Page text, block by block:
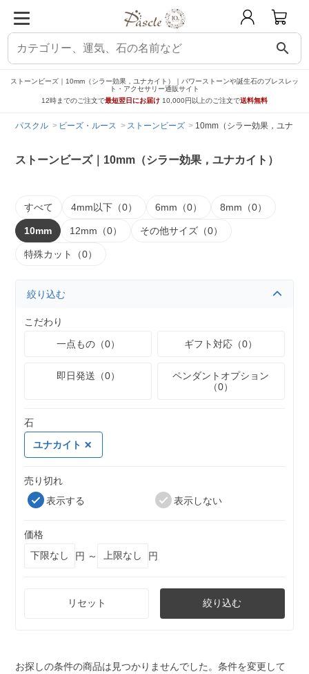
search
ストーンビーズ｜10mm（シラー効果，ユナカイト）｜パワーストーンや誕生石のブレスレッ
ト・アクセサリー通販サイト
12時までのご注文で最短翌日にお届け 10,000円以上のご注文で送料無料
パスクル ビーズ・ルース ストーンビーズ 10mm（シラー効果，ユナカ
ストーンビーズ｜10mm（シラー効果，ユナカイト）
すべて 4mm以下（0） 6mm（0） 8mm（0）
10mm 12mm（0） その他サイズ（0）
特殊カット（0）
絞り込む
こだわり
一点もの（0）
ギフト対応（0）
即日発送（0）
ペンダントオプション
（0）
石
ユナカイト
売り切れ
表示する
表示しない
価格
円 ～
円
リセット 絞り込む
お探しの条件の商品は見つかりませんでした。条件を変更して